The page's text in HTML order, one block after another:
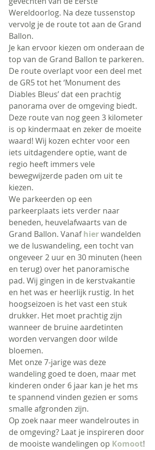
Wereldoorlog. Na deze tussenstop
vervolg je de route tot aan de Grand
Ballon.
Je kan ervoor kiezen om onderaan de
top van de Grand Ballon te parkeren.
De route overlapt voor een deel met
de GR5 tot het ‘Monument des
Diables Bleus’ dat een prachtig
panorama over de omgeving biedt.
Deze route van nog geen 3 kilometer
is op kindermaat en zeker de moeite
waard! Wij kozen echter voor een
iets uitdagendere optie, want de
regio heeft immers vele
bewegwijzerde paden om uit te
kiezen.
We parkeerden op een
parkeerplaats iets verder naar
beneden, heuvelafwaarts van de
Grand Ballon. Vanaf hier wandelden
we de luswandeling, een tocht van
ongeveer 2 uur en 30 minuten (heen
en terug) over het panoramische
pad. Wij gingen in de kerstvakantie
en het was er heerlijk rustig. In het
hoogseizoen is het vast een stuk
drukker. Het moet prachtig zijn
wanneer de bruine aardetinten
worden vervangen door wilde
bloemen.
Met onze 7-jarige was deze
wandeling goed te doen, maar met
kinderen onder 6 jaar kan je het ms
te spannend vinden gezien er soms
smalle afgronden zijn.
Op zoek naar meer wandelroutes in
de omgeving? Laat je inspireren door
de mooiste wandelingen op Komoot!